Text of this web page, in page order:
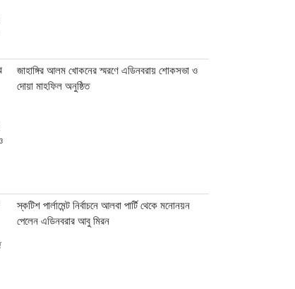
জাহাঙ্গির আলম খোকনের স্মরণে এডিনবরায় শোকসভা ও
দোয়া মাহফিল অনুষ্ঠিত
স্কটিশ পার্লামেন্ট নির্বাচনে আলবা পার্টি থেকে মনোনয়ন
পেলেন এডিনবরার আবু মিরন